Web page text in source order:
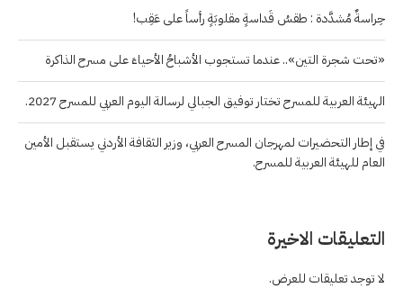
حِراسةٌ مُشدَّدة : طقسُ قَداسةٍ مقلوبَةٍ رأساً على عَقِب!
«تحت شجرة التين».. عندما تستجوب الأشباحُ الأحياءَ على مسرح الذاكرة
الهيئة العربية للمسرح تختار توفيق الجبالي لرسالة اليوم العربي للمسرح 2027.
في إطار التحضيرات لمهرجان المسرح العربي، وزير الثقافة الأردني يستقبل الأمين
العام للهيئة العربية للمسرح.
التعليقات الاخيرة
لا توجد تعليقات للعرض.